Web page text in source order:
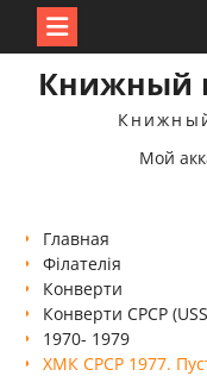
Книжный
Мой
Главная
Філателія
Конверти
Конверти СРСР
1970- 1979
ХМК СРСР 1977.